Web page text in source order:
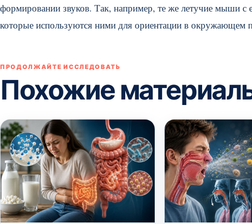
формировании звуков. Так, например, те же летучие мыши
которые используются ними для ориентации в окружающем
ПРОДОЛЖАЙТЕ ИССЛЕДОВАТЬ
Похожие